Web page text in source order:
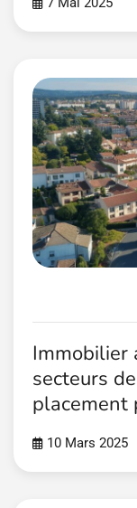
Immobilier
secteurs
placement
10 Mars 2025